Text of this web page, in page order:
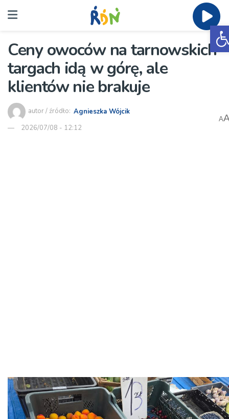
Ceny owoców na tarnowskich
targach idą w górę, ale
klientów nie brakuje
autor / źródło: Agnieszka Wójcik
2026/07/08 - 12:12
A